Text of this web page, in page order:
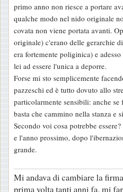
primo anno non riesce a portare
qualche modo nel nido originale
covata non viene portata avanti.
originale) c'erano delle gerarchie
era fortemente poliginica) e
lei ad essere l'unica a deporre.
Forse mi sto semplicemente
pazzeschi ed è tutto dovuto allo
particolarmente sensibili: anche
basta che cammino nella stanza e
Secondo voi cosa potrebbe
e l'anno prossimo, dopo
grande.
Mi andava di cambiare la
prima volta tanti anni fa, mi